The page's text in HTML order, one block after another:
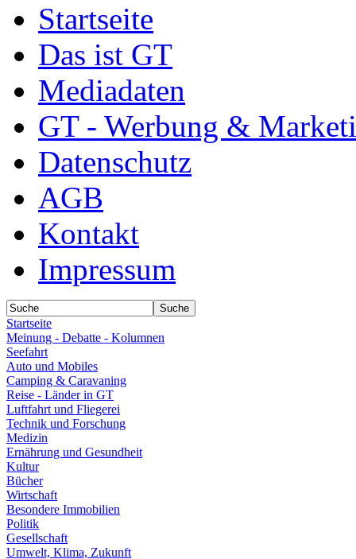
Startseite
Das ist GT
Mediadaten
GT - Werbung &
Datenschutz
AGB
Kontakt
Impressum
Startseite
Meinung - Debatte - Kolumnen
Seefahrt
Auto und Mobiles
Camping & Caravaning
Reise - Länder in GT
Luftfahrt und Fliegerei
Technik und Forschung
Medizin
Ernährung und Gesundheit
Kultur
Bücher
Wirtschaft
Besondere Immobilien
Politik
Gesellschaft
Umwelt, Klima, Zukunft